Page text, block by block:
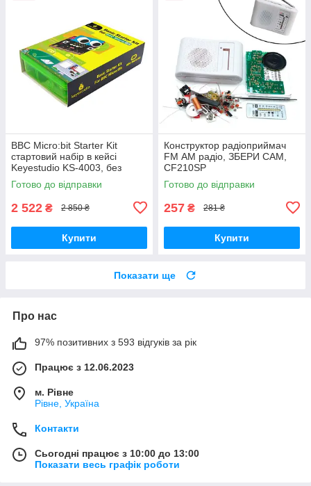
BBC Micro:bit Starter Kit
стартовий набір в кейсі
Keyestudio KS-4003, без
плати
Готово до відправки
2 522 ₴ 2 850 ₴
Купити
Конструктор радіоприймач
FM АМ радіо, ЗБЕРИ САМ,
СF210SP
Готово до відправки
257 ₴ 281 ₴
Купити
Показати ще
Про нас
97% позитивних з 593 відгуків за рік
Працює з 12.06.2023
м. Рівне
Рівне, Україна
Контакти
Сьогодні працює з 10:00 до 13:00
Показати весь графік роботи